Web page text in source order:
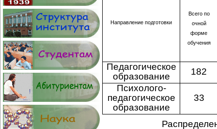
Направление подготовки
Всего по
очной
форме
обучения
Педагогическое
образование
182
Психолого-
педагогическое
образование
33